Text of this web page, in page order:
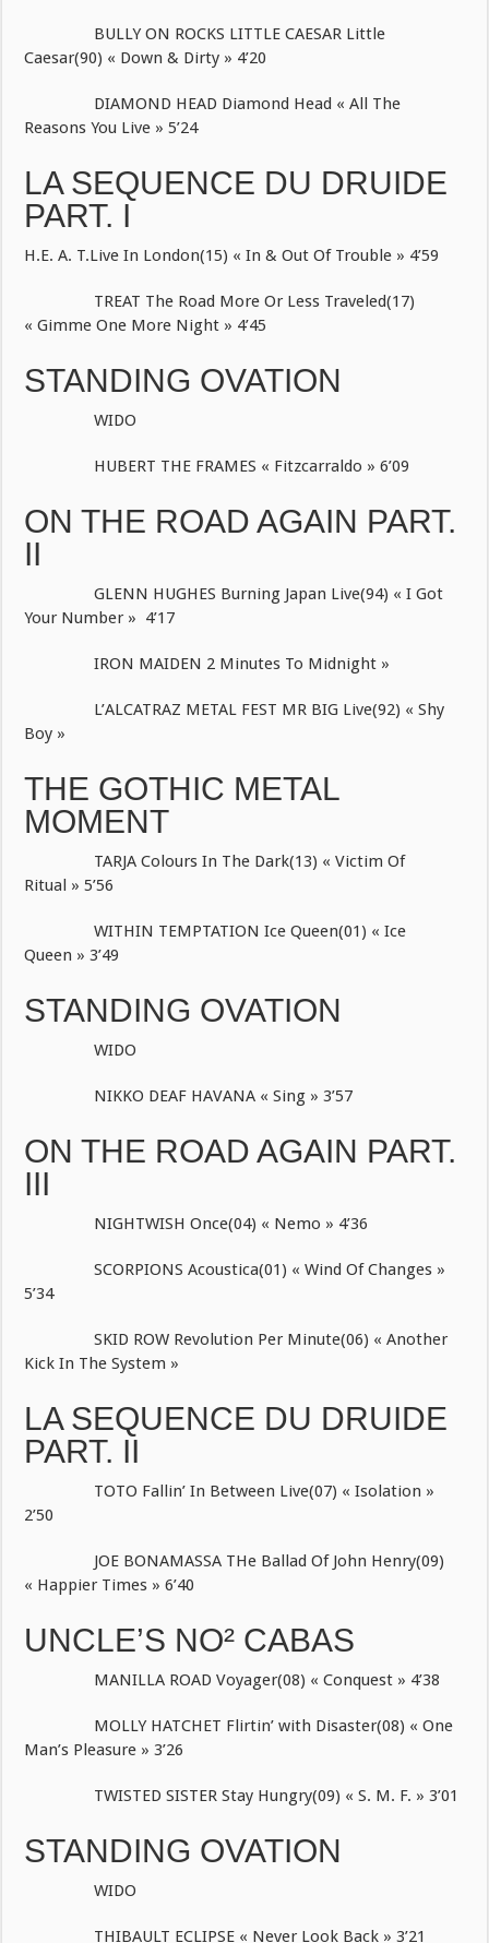
BULLY ON ROCKS LITTLE CAESAR Little
Caesar(90) « Down & Dirty » 4’20
DIAMOND HEAD Diamond Head « All The
Reasons You Live » 5’24
LA SEQUENCE DU DRUIDE
PART. I
H.E. A. T.Live In London(15) « In & Out Of Trouble » 4’59
TREAT The Road More Or Less Traveled(17)
« Gimme One More Night » 4’45
STANDING OVATION
WIDO
HUBERT THE FRAMES « Fitzcarraldo » 6’09
ON THE ROAD AGAIN PART.
II
GLENN HUGHES Burning Japan Live(94) « I Got
Your Number » 4’17
IRON MAIDEN 2 Minutes To Midnight »
L’ALCATRAZ METAL FEST MR BIG Live(92) « Shy
Boy »
THE GOTHIC METAL
MOMENT
TARJA Colours In The Dark(13) « Victim Of
Ritual » 5’56
WITHIN TEMPTATION Ice Queen(01) « Ice
Queen » 3’49
STANDING OVATION
WIDO
NIKKO DEAF HAVANA « Sing » 3’57
ON THE ROAD AGAIN PART.
III
NIGHTWISH Once(04) « Nemo » 4’36
SCORPIONS Acoustica(01) « Wind Of Changes »
5’34
SKID ROW Revolution Per Minute(06) « Another
Kick In The System »
LA SEQUENCE DU DRUIDE
PART. II
TOTO Fallin’ In Between Live(07) « Isolation »
2’50
JOE BONAMASSA THe Ballad Of John Henry(09)
« Happier Times » 6’40
UNCLE’S NO² CABAS
MANILLA ROAD Voyager(08) « Conquest » 4’38
MOLLY HATCHET Flirtin’ with Disaster(08) « One
Man’s Pleasure » 3’26
TWISTED SISTER Stay Hungry(09) « S. M. F. » 3’01
STANDING OVATION
WIDO
THIBAULT ECLIPSE « Never Look Back » 3’21